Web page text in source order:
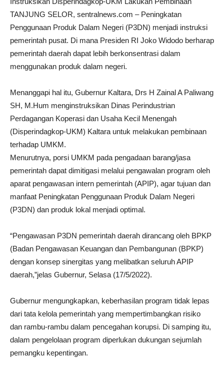
TANJUNG SELOR, sentralnews.com – Peningkatan
Penggunaan Produk Dalam Negeri (P3DN) menjadi instruksi
pemerintah pusat. Di mana Presiden RI Joko Widodo berharap
pemerintah daerah dapat lebih berkonsentrasi dalam
menggunakan produk dalam negeri.
Menanggapi hal itu, Gubernur Kaltara, Drs H Zainal A Paliwang
SH, M.Hum menginstruksikan Dinas Perindustrian
Perdagangan Koperasi dan Usaha Kecil Menengah
(Disperindagkop-UKM) Kaltara untuk melakukan pembinaan
terhadap UMKM.
Menurutnya, porsi UMKM pada pengadaan barang/jasa
pemerintah dapat dimitigasi melalui pengawalan program oleh
aparat pengawasan intern pemerintah (APIP), agar tujuan dan
manfaat Peningkatan Penggunaan Produk Dalam Negeri
(P3DN) dan produk lokal menjadi optimal.
“Pengawasan P3DN pemerintah daerah dirancang oleh BPKP
(Badan Pengawasan Keuangan dan Pembangunan (BPKP)
dengan konsep sinergitas yang melibatkan seluruh APIP
daerah,”jelas Gubernur, Selasa (17/5/2022).
Gubernur mengungkapkan, keberhasilan program tidak lepas
dari tata kelola pemerintah yang mempertimbangkan risiko
dan rambu-rambu dalam pencegahan korupsi. Di samping itu,
dalam pengelolaan program diperlukan dukungan sejumlah
pemangku kepentingan.